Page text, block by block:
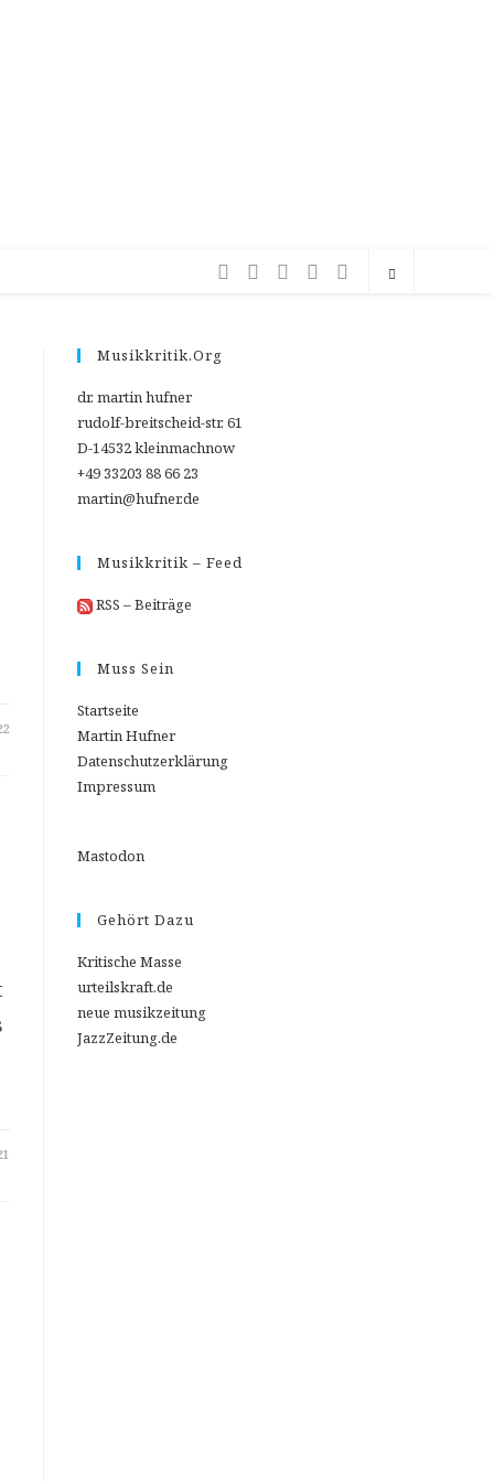
Musikkritik.org
dr. martin hufner
rudolf-breitscheid-str. 61
D-14532 kleinmachnow
+49 33203 88 66 23
martin@hufner.de
Musikkritik – Feed
RSS – Beiträge
Muss Sein
Startseite
Martin Hufner
Datenschutzerklärung
Impressum
Mastodon
Gehört Dazu
Kritische Masse
urteilskraft.de
neue musikzeitung
JazzZeitung.de